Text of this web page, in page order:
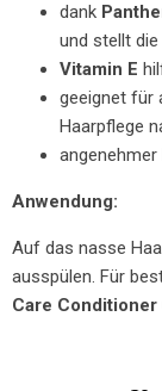
dank
und stellt
Vitamin E
geeignet für
Haarpflege
Anwendung:
Auf das nasse
ausspülen. Für
Care Conditioner